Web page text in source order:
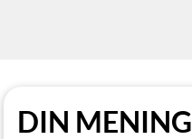
DIN MENING